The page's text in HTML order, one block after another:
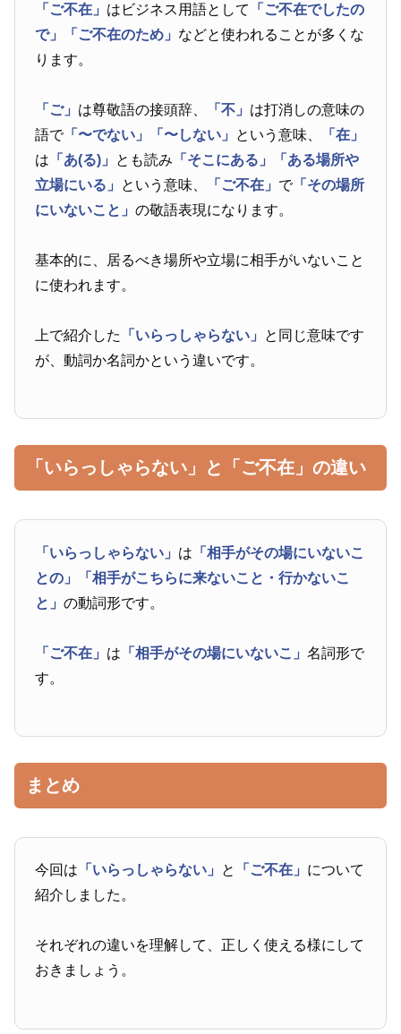
「ご不在」 はビジネス用語として
「ご不在でしたの
で」
「ご不在のため」 などと使われることが多くな
ります。
「ご」 は尊敬語の接頭辞、 「不」 は打消しの意味の
語で「〜でない」 「〜しない」 という意味、
「在」
は 「あ(る)」 とも読み 「そこにある」
「ある場所や
立場にいる」 という意味、 「ご不在」 で「その場所
にいないこと」の敬語表現になります。
基本的に、居るべき場所や立場に相手がいないこと
に使われます。
上で紹介した 「いらっしゃらない」 と同じ意味です
が、動詞か名詞かという違いです。
「いらっしゃらない」と「ご不在」の違い
「いらっしゃらない」 は 「相手がその場にいないこ
との」
「相手がこちらに来ないこと・行かないこ
と」の動詞形です。
「ご不在」 は 「相手がその場にいないこ」名詞形で
す。
まとめ
今回は 「いらっしゃらない」 と 「ご不在」 について
紹介しました。
それぞれの違いを理解して、正しく使える様にして
おきましょう。